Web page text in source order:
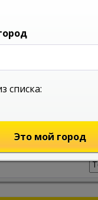
ИНТЕРНЕТ МАГАЗИН
списка:
Это мой город